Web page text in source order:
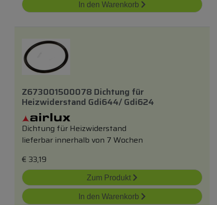
In den Warenkorb
Z673001500078 Dichtung für
Heizwiderstand Gdi644/ Gdi624
Dichtung für Heizwiderstand
lieferbar innerhalb von 7 Wochen
€ 33,19
Zum Produkt
In den Warenkorb